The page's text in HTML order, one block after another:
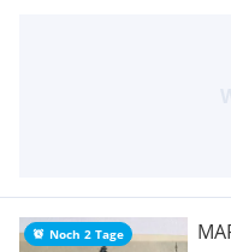
Noch 2 Tage